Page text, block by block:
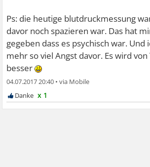
Ps: die heutige blutdruckmessung
davor noch spazieren war. Das hat
gegeben dass es psychisch war. Und
mehr so viel Angst davor. Es wird von
besser
04.07.2017 20:40 •
x 1